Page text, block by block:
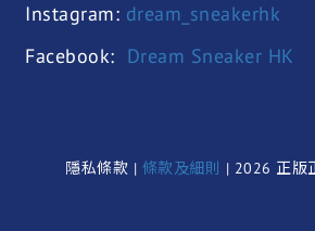
Instagram: dream_sneakerhk
Facebook: Dream Sneaker HK
隱私條款 | 條款及細則 | 2026 正版